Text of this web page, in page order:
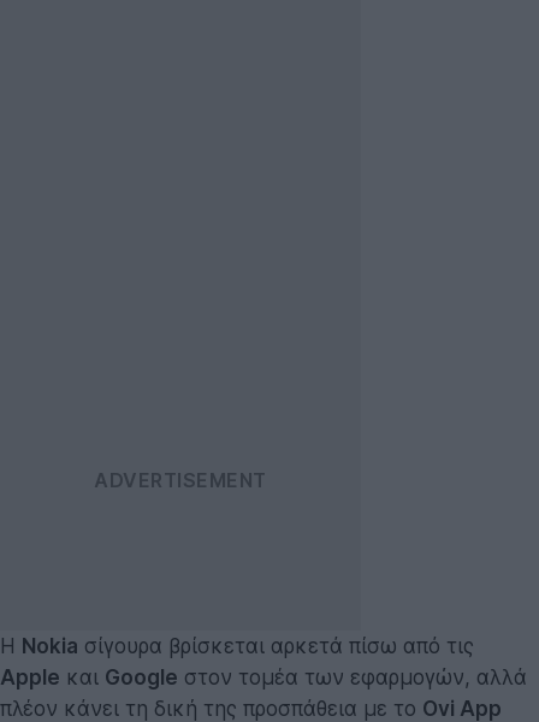
Η Nokia σίγουρα βρίσκεται αρκετά πίσω από τις
Apple και Google στον τομέα των εφαρμογών, αλλά
πλέον κάνει τη δική της προσπάθεια με το Ovi App